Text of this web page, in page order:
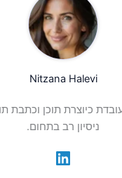
Nitzana Halevi
מרגו, בת 45, ועובדת כיוצרת תוכן
ניסיון רב בתחום.